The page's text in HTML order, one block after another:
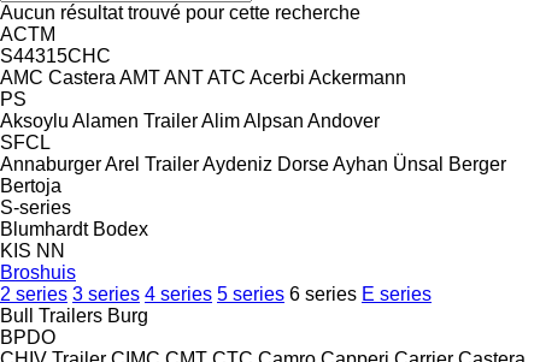
Aucun résultat trouvé pour cette recherche
ACTM
S44315CHC
AMC Castera AMTANTATC Acerbi Ackermann
PS
Aksoylu Alamen TrailerAlimAlpsan Andover
SFCL
AnnaburgerArel TrailerAydeniz DorseAyhan Ünsal
Berger
Bertoja
S-series
Blumhardt Bodex
KIS NN
Broshuis
2 series 3 series 4 series 5 series 6 series E series
Bull Trailers Burg
BPDO